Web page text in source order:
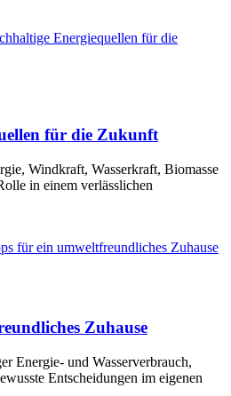
für die Zukunft
Windkraft, Wasserkraft, Biomasse
in einem verlässlichen
Zuhause
Energie- und Wasserverbrauch,
Entscheidungen im eigenen